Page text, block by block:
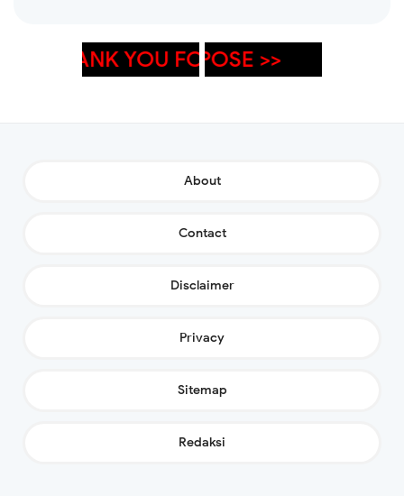
YOU FOR VISITING OUR WEBSITE >>
<< PENA XPOSE >>
About
Contact
Disclaimer
Privacy
Sitemap
Redaksi